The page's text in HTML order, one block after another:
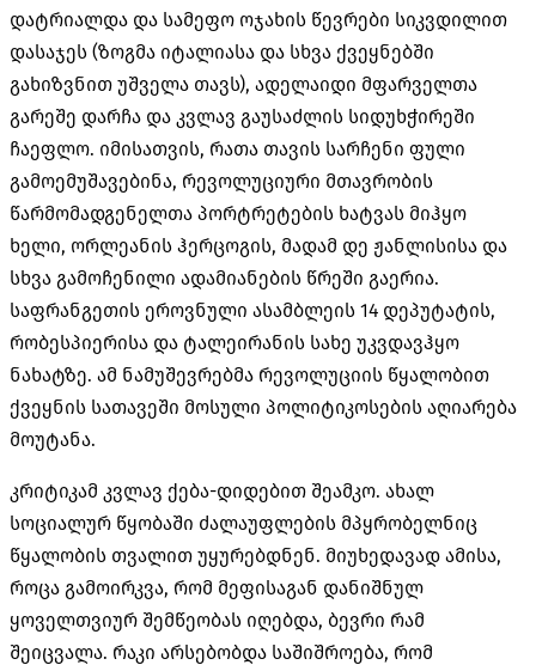
დატრიალდა და სამეფო ოჯახის წევრები სიკვდილით
დასაჯეს (ზოგმა იტალიასა და სხვა ქვეყნებში
გახიზვნით უშველა თავს), ადელაიდი მფარველთა
გარეშე დარჩა და კვლავ გაუსაძლის სიდუხჭირეში
ჩაეფლო. იმისათვის, რათა თავის სარჩენი ფული
გამოემუშავებინა, რევოლუციური მთავრობის
წარმომადგენელთა პორტრეტების ხატვას მიჰყო
ხელი, ორლეანის ჰერცოგის, მადამ დე ჟანლისისა და
სხვა გამოჩენილი ადამიანების წრეში გაერია.
საფრანგეთის ეროვნული ასამბლეის 14 დეპუტატის,
რობესპიერისა და ტალეირანის სახე უკვდავჰყო
ნახატზე. ამ ნამუშევრებმა რევოლუციის წყალობით
ქვეყნის სათავეში მოსული პოლიტიკოსების აღიარება
მოუტანა.
კრიტიკამ კვლავ ქება-დიდებით შეამკო. ახალ
სოციალურ წყობაში ძალაუფლების მპყრობელნიც
წყალობის თვალით უყურებდნენ. მიუხედავად ამისა,
როცა გამოირკვა, რომ მეფისაგან დანიშნულ
ყოველთვიურ შემწეობას იღებდა, ბევრი რამ
შეიცვალა. რაკი არსებობდა საშიშროება, რომ